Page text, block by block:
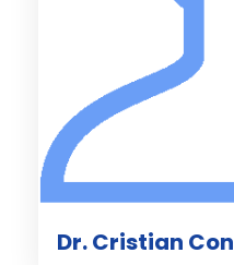
Dr. Cristian